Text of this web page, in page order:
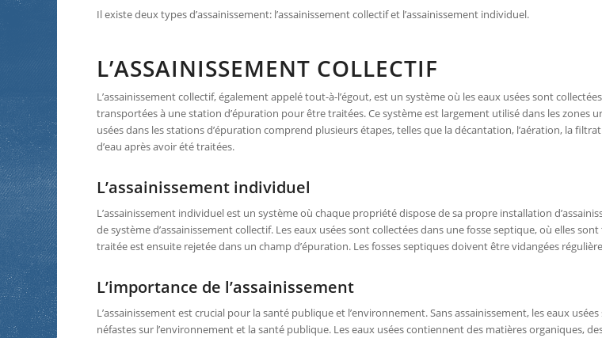
Il existe deux types d’assainissement: l’assainissement collectif et l’assainissement individuel.
L’ASSAINISSEMENT COLLECTIF
L’assainissement collectif, également appelé tout-à-l’égout, est un système où les eaux usées sont
transportées à une station d’épuration pour être traitées. Ce système est largement utilisé dans les zones
usées dans les stations d’épuration comprend plusieurs étapes, telles que la décantation, l’aération, la
d’eau après avoir été traitées.
L’assainissement individuel
L’assainissement individuel est un système où chaque propriété dispose de sa propre installation
de système d’assainissement collectif. Les eaux usées sont collectées dans une fosse septique, où elles
traitée est ensuite rejetée dans un champ d’épuration. Les fosses septiques doivent être vidangées
L’importance de l’assainissement
L’assainissement est crucial pour la santé publique et l’environnement. Sans assainissement, les eaux
néfastes sur l’environnement et la santé publique. Les eaux usées contiennent des matières organiques,